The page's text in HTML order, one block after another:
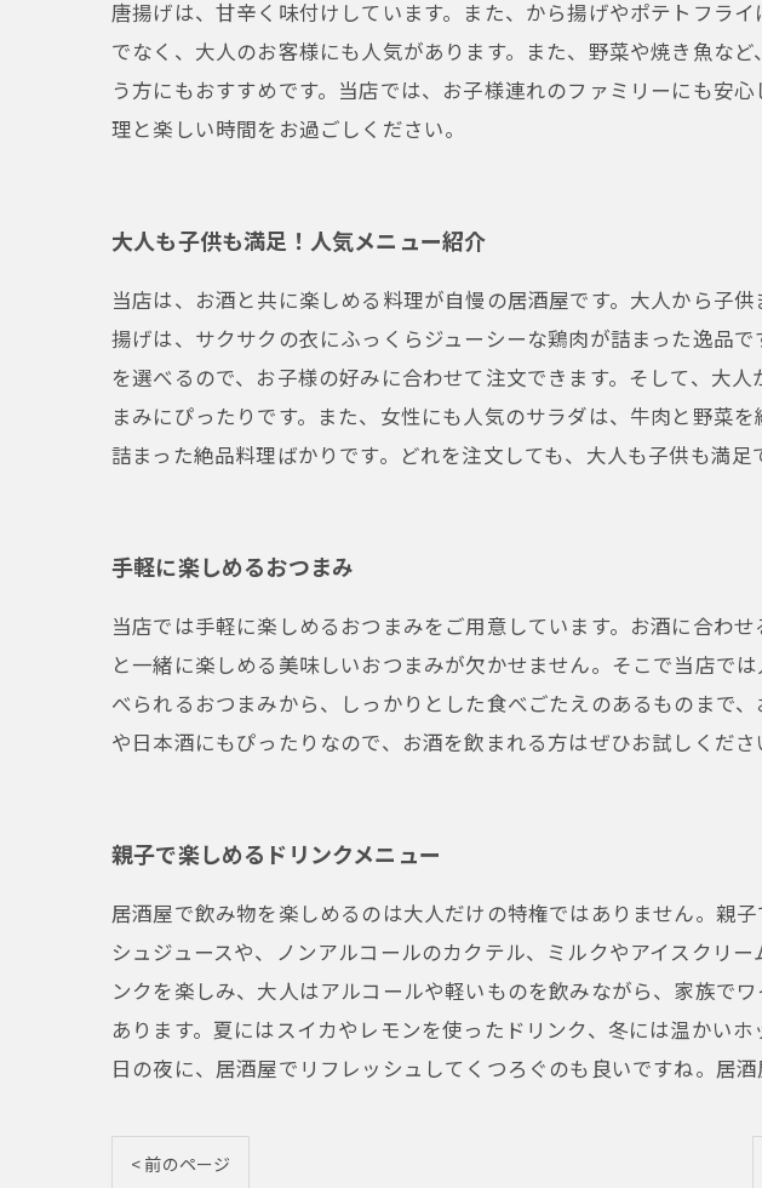
唐揚げは、甘辛く味付けしています。また、から揚げやポテトフラ
でなく、大人のお客様にも人気があります。また、野菜や焼き魚な
う方にもおすすめです。当店では、お子様連れのファミリーにも安
理と楽しい時間をお過ごしください。
大人も子供も満足！人気メニュー紹介
当店は、お酒と共に楽しめる料理が自慢の居酒屋です。大人から子
揚げは、サクサクの衣にふっくらジューシーな鶏肉が詰まった逸品
を選べるので、お子様の好みに合わせて注文できます。そして、大
まみにぴったりです。また、女性にも人気のサラダは、牛肉と野菜
詰まった絶品料理ばかりです。どれを注文しても、大人も子供も満
手軽に楽しめるおつまみ
当店では手軽に楽しめるおつまみをご用意しています。お酒に合わ
と一緒に楽しめる美味しいおつまみが欠かせません。そこで当店で
べられるおつまみから、しっかりとした食べごたえのあるものまで
や日本酒にもぴったりなので、お酒を飲まれる方はぜひお試しくださ
親子で楽しめるドリンクメニュー
居酒屋で飲み物を楽しめるのは大人だけの特権ではありません。親
シュジュースや、ノンアルコールのカクテル、ミルクやアイスクリ
ンクを楽しみ、大人はアルコールや軽いものを飲みながら、家族で
あります。夏にはスイカやレモンを使ったドリンク、冬には温かい
日の夜に、居酒屋でリフレッシュしてくつろぐのも良いですね。居
< 前のページ